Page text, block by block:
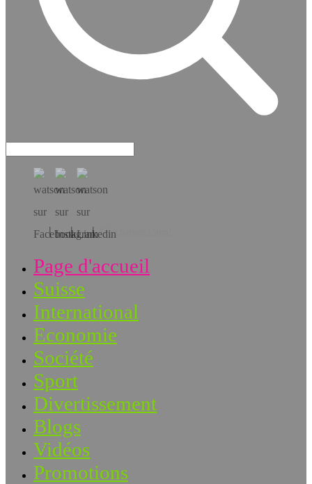
Téléchargez l’app!
Page d'accueil
Suisse
International
Economie
Société
Sport
Divertissement
Blogs
Vidéos
Promotions